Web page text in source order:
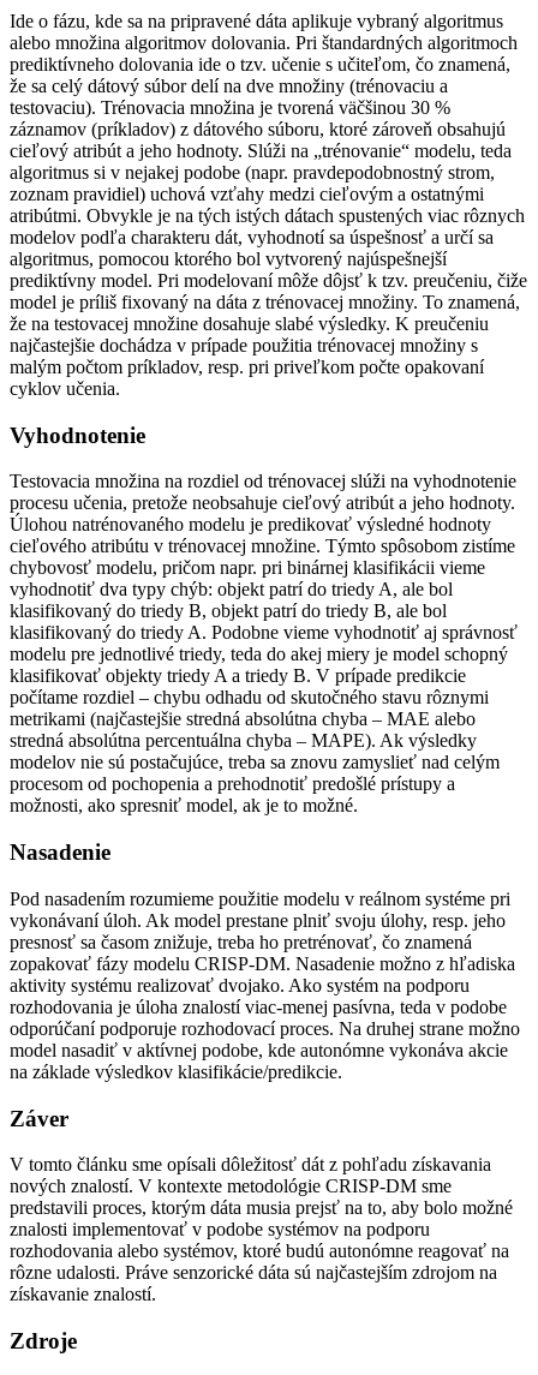
Ide o fázu, kde sa na pripravené dáta aplikuje vybraný algoritmus
alebo množina algoritmov dolovania. Pri štandardných algoritmoch
prediktívneho dolovania ide o tzv. učenie s učiteľom, čo znamená,
že sa celý dátový súbor delí na dve množiny (trénovaciu a
testovaciu). Trénovacia množina je tvorená väčšinou 30 %
záznamov (príkladov) z dátového súboru, ktoré zároveň obsahujú
cieľový atribút a jeho hodnoty. Slúži na „trénovanie“ modelu, teda
algoritmus si v nejakej podobe (napr. pravdepodobnostný strom,
zoznam pravidiel) uchová vzťahy medzi cieľovým a ostatnými
atribútmi. Obvykle je na tých istých dátach spustených viac rôznych
modelov podľa charakteru dát, vyhodnotí sa úspešnosť a určí sa
algoritmus, pomocou ktorého bol vytvorený najúspešnejší
prediktívny model. Pri modelovaní môže dôjsť k tzv. preučeniu, čiže
model je príliš fixovaný na dáta z trénovacej množiny. To znamená,
že na testovacej množine dosahuje slabé výsledky. K preučeniu
najčastejšie dochádza v prípade použitia trénovacej množiny s
malým počtom príkladov, resp. pri priveľkom počte opakovaní
cyklov učenia.
Vyhodnotenie
Testovacia množina na rozdiel od trénovacej slúži na vyhodnotenie
procesu učenia, pretože neobsahuje cieľový atribút a jeho hodnoty.
Úlohou natrénovaného modelu je predikovať výsledné hodnoty
cieľového atribútu v trénovacej množine. Týmto spôsobom zistíme
chybovosť modelu, pričom napr. pri binárnej klasifikácii vieme
vyhodnotiť dva typy chýb: objekt patrí do triedy A, ale bol
klasifikovaný do triedy B, objekt patrí do triedy B, ale bol
klasifikovaný do triedy A. Podobne vieme vyhodnotiť aj správnosť
modelu pre jednotlivé triedy, teda do akej miery je model schopný
klasifikovať objekty triedy A a triedy B. V prípade predikcie
počítame rozdiel – chybu odhadu od skutočného stavu rôznymi
metrikami (najčastejšie stredná absolútna chyba – MAE alebo
stredná absolútna percentuálna chyba – MAPE). Ak výsledky
modelov nie sú postačujúce, treba sa znovu zamyslieť nad celým
procesom od pochopenia a prehodnotiť predošlé prístupy a
možnosti, ako spresniť model, ak je to možné.
Nasadenie
Pod nasadením rozumieme použitie modelu v reálnom systéme pri
vykonávaní úloh. Ak model prestane plniť svoju úlohy, resp. jeho
presnosť sa časom znižuje, treba ho pretrénovať, čo znamená
zopakovať fázy modelu CRISP-DM. Nasadenie možno z hľadiska
aktivity systému realizovať dvojako. Ako systém na podporu
rozhodovania je úloha znalostí viac-menej pasívna, teda v podobe
odporúčaní podporuje rozhodovací proces. Na druhej strane možno
model nasadiť v aktívnej podobe, kde autonómne vykonáva akcie
na základe výsledkov klasifikácie/predikcie.
Záver
V tomto článku sme opísali dôležitosť dát z pohľadu získavania
nových znalostí. V kontexte metodológie CRISP-DM sme
predstavili proces, ktorým dáta musia prejsť na to, aby bolo možné
znalosti implementovať v podobe systémov na podporu
rozhodovania alebo systémov, ktoré budú autonómne reagovať na
rôzne udalosti. Práve senzorické dáta sú najčastejším zdrojom na
získavanie znalostí.
Zdroje